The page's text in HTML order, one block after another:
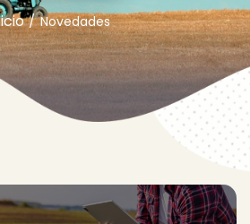
Novedades